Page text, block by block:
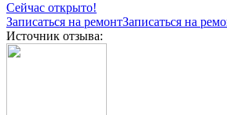
Сейчас открыто!
Записаться на ремонтЗаписаться на
Источник отзыва: